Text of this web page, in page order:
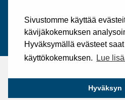
Sivustomme käyttää
kävijäkokemuksen
Hyväksymällä evästeet
käyttökokemuksen.
Lue
Hyväksyn
Yleiset toimitusehdot